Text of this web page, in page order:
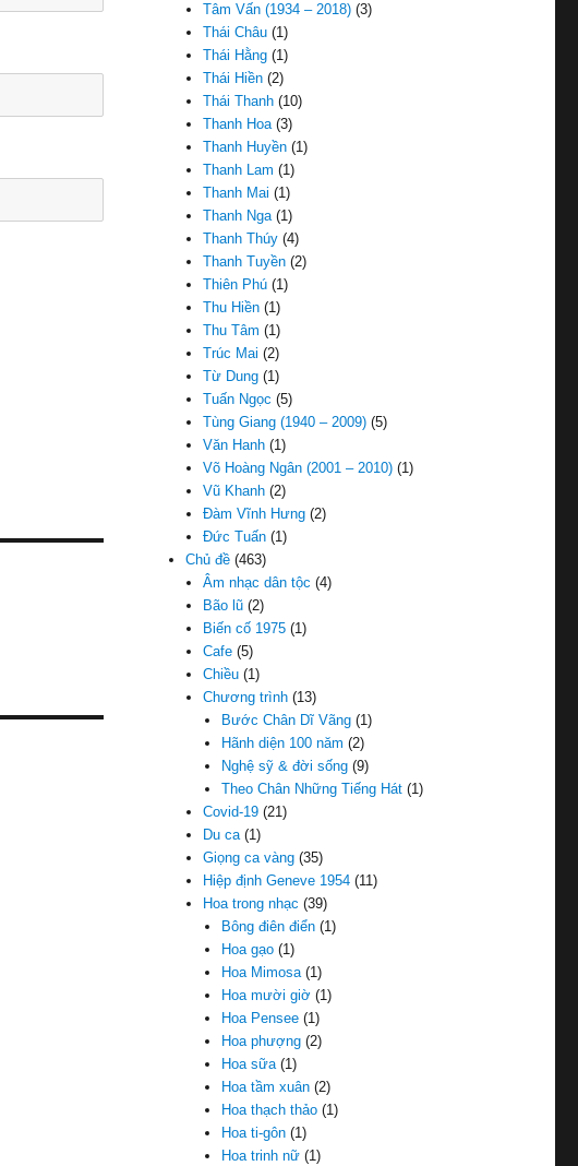
Tâm Vấn (1934 – 2018) (3)
Thái Châu (1)
Thái Hằng (1)
Thái Hiền (2)
Thái Thanh (10)
Thanh Hoa(3)
Thanh Huyền (1)
Thanh Lam (1)
Thanh Mai (1)
Thanh Nga(1)
Thanh Thúy (4)
Thanh Tuyền (2)
Thiên Phú (1)
Thu Hiền (1)
Thu Tâm (1)
Trúc Mai (2)
Từ Dung (1)
Tuấn Ngọc (5)
Tùng Giang (1940 – 2009) (5)
Văn Hanh (1)
Võ Hoàng Ngân (2001 – 2010) (1)
Vũ Khanh (2)
Đàm Vĩnh Hưng (2)
Đức Tuấn (1)
Chủ đề (463)
Âm nhạc dân tộc (4)
Bão lũ (2)
Biến cố 1975 (1)
Cafe (5)
Chiều (1)
Chương trình (13)
Bước Chân Dĩ Vãng(1)
Hãnh diện 100 năm (2)
Nghệ sỹ & đời sống(9)
Theo Chân Những Tiếng Hát(1)
Covid-19 (21)
Du ca(1)
Giọng ca vàng (35)
Hiệp định Geneve 1954 (11)
Hoa trong nhạc (39)
Bông điên điển(1)
Hoa gạo(1)
Hoa Mimosa(1)
Hoa mười giờ(1)
Hoa Pensee(1)
Hoa phượng(2)
Hoa sữa(1)
Hoa tầm xuân(2)
Hoa thạch thảo(1)
Hoa ti-gôn(1)
Hoa trinh nữ(1)